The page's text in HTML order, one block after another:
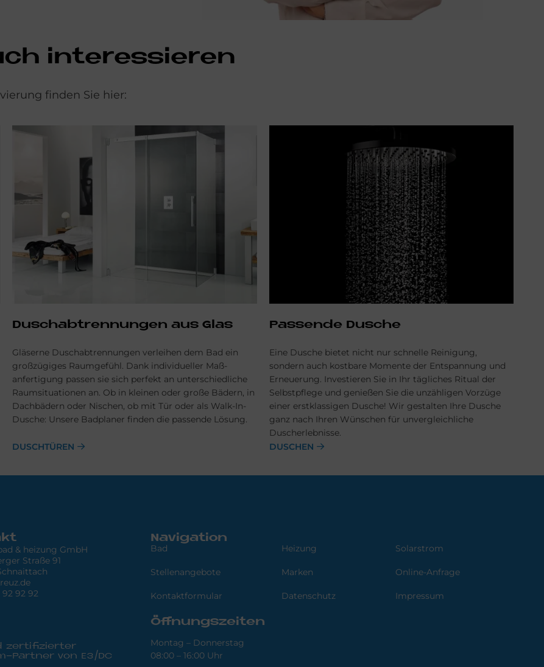
interessieren
finden Sie hier:
Duschabtrennungen aus Glas
Gläserne Dusch­abtrennungen ver­leihen dem Bad ein
groß­zügiges Raum­gefühl. Dank individueller Maß­
anfertigung pas­sen sie sich perfekt an unter­schiedliche
Raum­situationen an. Ob in kleinen oder große Bädern, in
Dach­bädern oder Nischen, ob mit Tür oder als Walk-In-
Dusche: Unsere Bad­planer finden die pas­sende Lösung.
DUSCHTÜREN
Passende Dusche
Eine Dusche bietet nicht nur schnelle Reinigung,
sondern auch kostbare Momente der Entspannung und
Erneuerung. Investieren Sie in Ihr tägliches Ritual der
Selbstpflege und genießen Sie die unzähligen Vorzüge
einer erstklassigen Dusche! Wir gestalten Ihre Dusche
ganz nach Ihren Wünschen für unvergleichliche
Duscherlebnisse.
DUSCHEN
& heizung GmbH
Straße 91
92 92 92
zertifizierter
Partner von E3/DC
Navigation
Bad Heizung Solarstrom
Stellenangebote Marken Online-Anfrage
Kontaktformular Datenschutz Impressum
Öffnungszeiten
Montag – Donnerstag
08:00 – 16:00 Uhr